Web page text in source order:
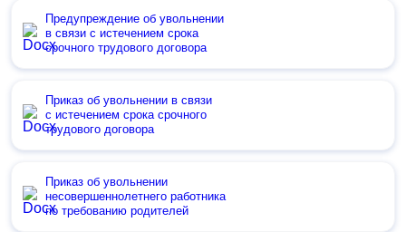
Предупреждение об увольнении
в связи с истечением срока
срочного трудового договора
Приказ об увольнении в связи
с истечением срока срочного
трудового договора
Приказ об увольнении
несовершеннолетнего работника
по требованию родителей